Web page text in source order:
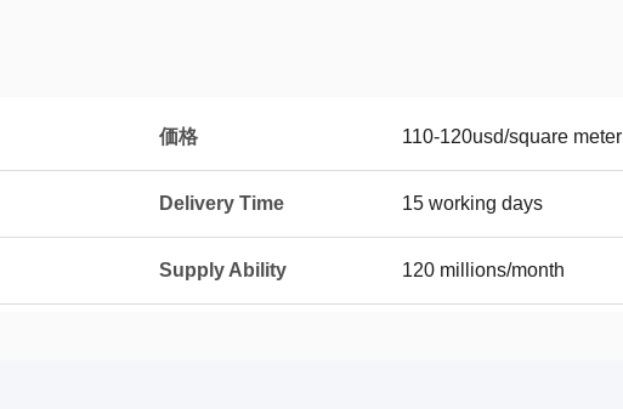
価格 110-120usd/square meter
Delivery Time 15 working days
Supply Ability 120 millions/month